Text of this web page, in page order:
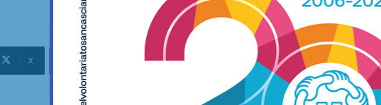
X Pinterest WhatsApp